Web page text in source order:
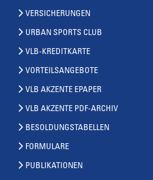
VERSICHERUNGEN
URBAN SPORTS CLUB
VLB-KREDITKARTE
VORTEILSANGEBOTE
VLB AKZENTE EPAPER
VLB AKZENTE PDF-ARCHIV
BESOLDUNGSTABELLEN
FORMULARE
PUBLIKATIONEN